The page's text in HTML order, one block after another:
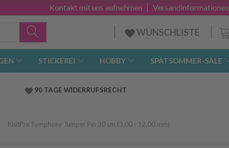
Versandinformationen
Kontakt mit uns aufnehmen
WUNSCHLISTE
STICKEREI HOBBY SPÄTSOMMER-SALE
90 TAGE WIDERRUFSRECHT
KnitPro Symphony Jumper Pin 30 cm (3,00 - 12,00 mm)